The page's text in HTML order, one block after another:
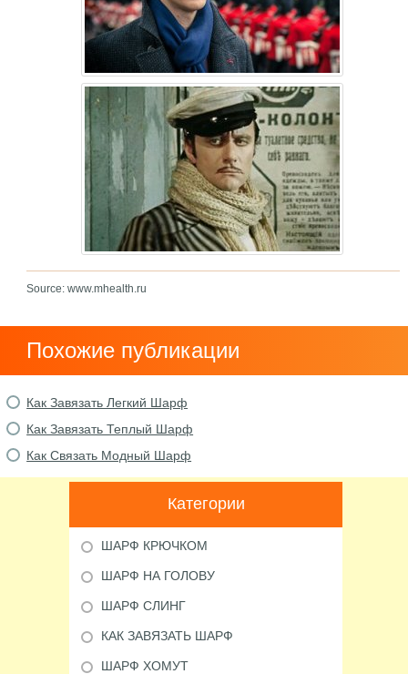
Source: www.mhealth.ru
Похожие публикации
Как Завязать Легкий Шарф
Как Завязать Теплый Шарф
Как Связать Модный Шарф
Категории
ШАРФ КРЮЧКОМ
ШАРФ НА ГОЛОВУ
ШАРФ СЛИНГ
КАК ЗАВЯЗАТЬ ШАРФ
ШАРФ ХОМУТ